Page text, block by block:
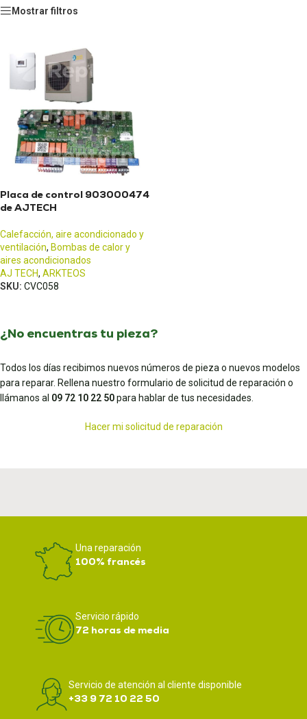
Mostrar filtros
Placa de control 903000474
de AJTECH
Calefacción, aire acondicionado y
ventilación, Bombas de calor y
aires acondicionados
AJ TECH, ARKTEOS
SKU: CVC058
¿No encuentras tu pieza?
Todos los días recibimos nuevos números de pieza o nuevos modelos
para reparar. Rellena nuestro formulario de solicitud de reparación o
llámanos al 09 72 10 22 50para hablar de tus necesidades.
Hacer mi solicitud de reparación
Una reparación
100% francés
Servicio rápido
72 horas de media
Servicio de atención al cliente disponible
+33 9 72 10 22 50